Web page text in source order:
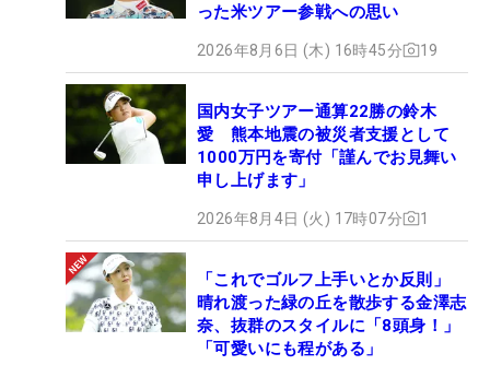
った米ツアー参戦への思い
2026年8月6日 (木) 16時45分 19
国内女子ツアー通算22勝の鈴木
愛 熊本地震の被災者支援として
1000万円を寄付「謹んでお見舞い
申し上げます」
2026年8月4日 (火) 17時07分 1
「これでゴルフ上手いとか反則」
晴れ渡った緑の丘を散歩する金澤志
奈、抜群のスタイルに「8頭身！」
「可愛いにも程がある」